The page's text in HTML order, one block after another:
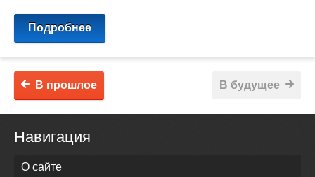
Подробнее
В будущее
В прошлое
Навигация
О сайте